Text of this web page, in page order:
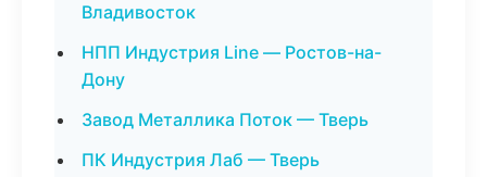
Владивосток
НПП Индустрия Line — Ростов-на-
Дону
Завод Металлика Поток — Тверь
ПК Индустрия Лаб — Тверь